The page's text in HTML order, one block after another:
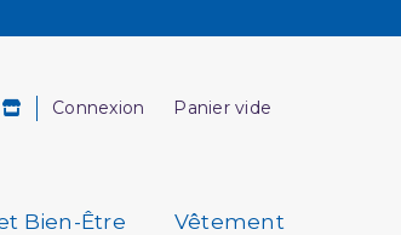
Connexion Panier vide
Bien-Être Vêtement